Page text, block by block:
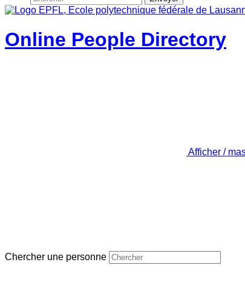
Online People Directory
Afficher /
Chercher une personne